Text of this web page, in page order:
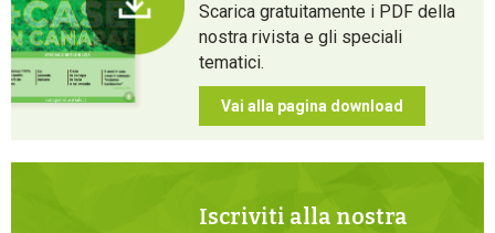
Scarica gratuitamente i PDF della
nostra rivista e gli speciali
tematici.
Vai alla pagina download
Iscriviti alla nostra